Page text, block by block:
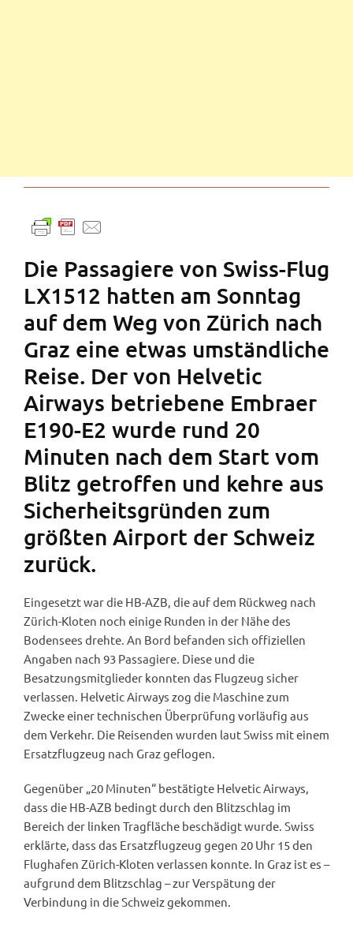
Die Passagiere von Swiss-Flug
LX1512 hatten am Sonntag
auf dem Weg von Zürich nach
Graz eine etwas umständliche
Reise. Der von Helvetic
Airways betriebene Embraer
E190-E2 wurde rund 20
Minuten nach dem Start vom
Blitz getroffen und kehre aus
Sicherheitsgründen zum
größten Airport der Schweiz
zurück.
Eingesetzt war die HB-AZB, die auf dem Rückweg nach
Zürich-Kloten noch einige Runden in der Nähe des
Bodensees drehte. An Bord befanden sich offiziellen
Angaben nach 93 Passagiere. Diese und die
Besatzungsmitglieder konnten das Flugzeug sicher
verlassen. Helvetic Airways zog die Maschine zum
Zwecke einer technischen Überprüfung vorläufig aus
dem Verkehr. Die Reisenden wurden laut Swiss mit einem
Ersatzflugzeug nach Graz geflogen.
Gegenüber „20 Minuten“ bestätigte Helvetic Airways,
dass die HB-AZB bedingt durch den Blitzschlag im
Bereich der linken Tragfläche beschädigt wurde. Swiss
erklärte, dass das Ersatzflugzeug gegen 20 Uhr 15 den
Flughafen Zürich-Kloten verlassen konnte. In Graz ist es –
aufgrund dem Blitzschlag – zur Verspätung der
Verbindung in die Schweiz gekommen.